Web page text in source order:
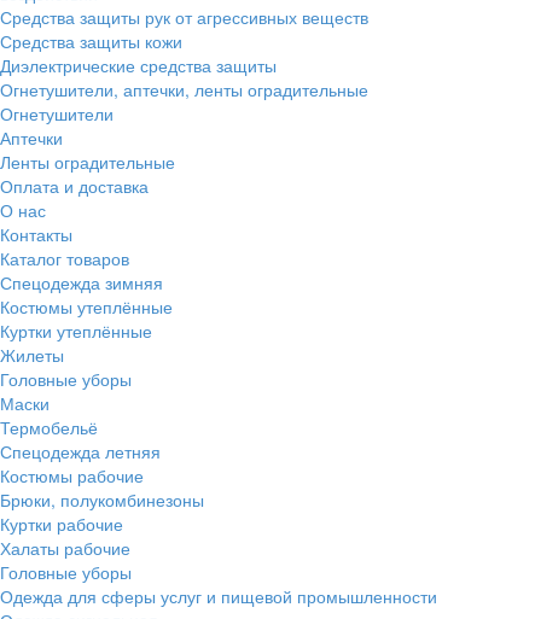
Средства защиты рук от агрессивных веществ
Средства защиты кожи
Диэлектрические средства защиты
Огнетушители, аптечки, ленты оградительные
Огнетушители
Аптечки
Ленты оградительные
Оплата и доставка
О нас
Контакты
Каталог товаров
Спецодежда зимняя
Костюмы утеплённые
Куртки утеплённые
Жилеты
Головные уборы
Маски
Термобельё
Спецодежда летняя
Костюмы рабочие
Брюки, полукомбинезоны
Куртки рабочие
Халаты рабочие
Головные уборы
Одежда для сферы услуг и пищевой промышленности